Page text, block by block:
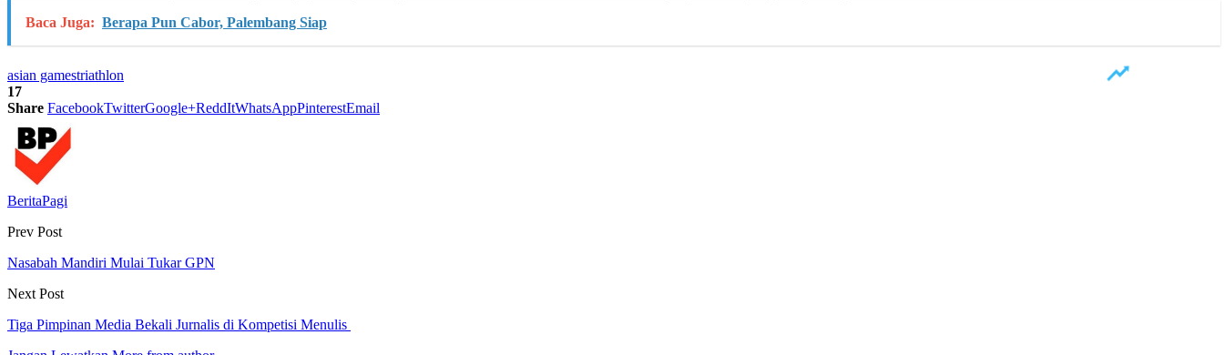
Baca Juga: Berapa Pun Cabor, Palembang Siap
asian gamestriathlon
17
Share FacebookTwitterGoogle+ReddItWhatsAppPinterestEmail
BeritaPagi
Prev Post
Nasabah Mandiri Mulai Tukar GPN
Next Post
Tiga Pimpinan Media Bekali Jurnalis di Kompetisi Menulis